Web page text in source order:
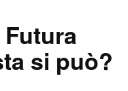
si può?